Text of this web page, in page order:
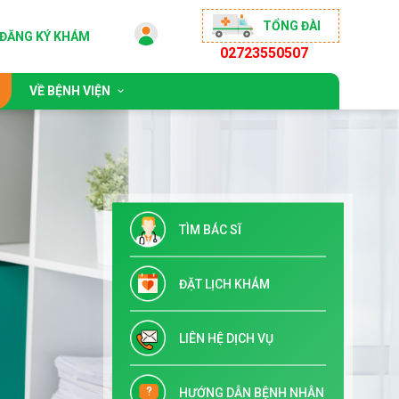
ĐĂNG KÝ KHÁM
TỔNG ĐÀI
02723550507
VỀ BỆNH VIỆN
Đội ngũ bác sĩ
Chỉ đạo tuyến & Đào tạo
Danh mục dịch vụ kỹ thuật
Tuyển dụng
TÌM BÁC SĨ
ĐẶT LỊCH KHÁM
LIÊN HỆ DỊCH VỤ
HƯỚNG DẪN BỆNH NHÂN